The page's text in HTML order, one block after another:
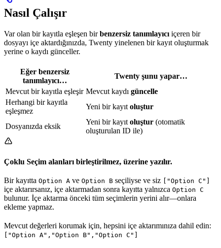
Nasıl Çalışır
Var olan bir kayıtla eşleşen birbenzersiz tanımlayıcı içeren bir
dosyayı içe aktardığınızda, Twenty yinelenen bir kayıt oluşturmak
yerine o kaydı günceller.
Eğer benzersiz
tanımlayıcı…
Twenty şunu yapar…
Mevcut bir kayıtla eşleşir Mevcut kaydı güncelle
Herhangi bir kayıtla
eşleşmez
Yeni bir kayıt oluştur
Dosyanızda eksik
Yeni bir kayıt oluştur (otomatik
oluşturulan ID ile)
Çoklu Seçim alanları birleştirilmez, üzerine yazılır.
Bir kayıtta Option A ve Option B seçiliyse ve siz ["Option C"]
içe aktarırsanız, içe aktarmadan sonra kayıtta yalnızca Option C
bulunur. İçe aktarma önceki tüm seçimlerin yerini alır—onlara
ekleme yapmaz.
Mevcut değerleri korumak için, hepsini içe aktarımınıza dahil edin:
["Option A","Option B","Option C"]